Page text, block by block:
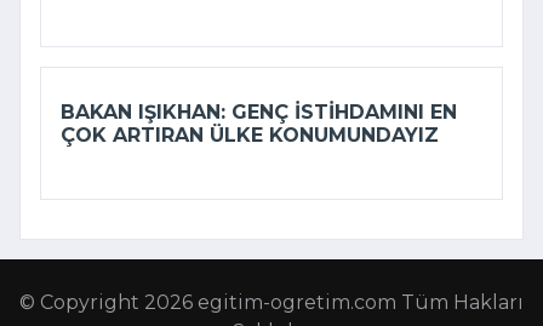
BAKAN IŞIKHAN: GENÇ ISTIHDAMINI EN
ÇOK ARTIRAN ÜLKE KONUMUNDAYIZ
© Copyright 2026 egitim-ogretim.com Tüm Hakları